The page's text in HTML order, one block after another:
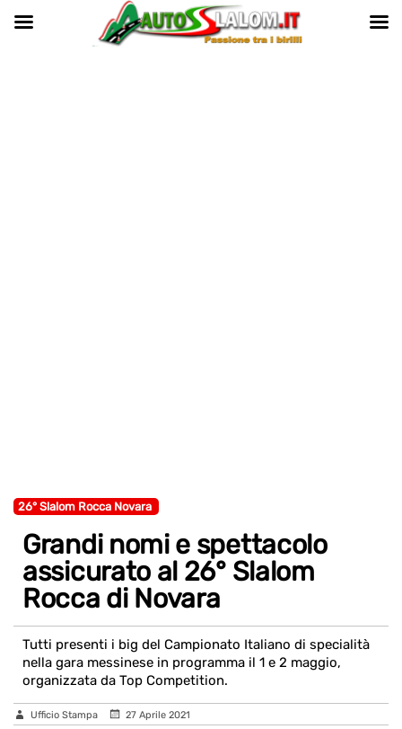
26° Slalom Rocca Novara
Grandi nomi e spettacolo
assicurato al 26° Slalom
Rocca di Novara
Tutti presenti i big del Campionato Italiano di specialità
nella gara messinese in programma il 1 e 2 maggio,
organizzata da Top Competition.
Ufficio Stampa 27 Aprile 2021